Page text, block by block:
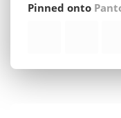
Pinned onto